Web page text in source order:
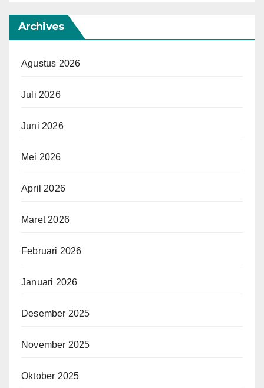
Archives
Agustus 2026
Juli 2026
Juni 2026
Mei 2026
April 2026
Maret 2026
Februari 2026
Januari 2026
Desember 2025
November 2025
Oktober 2025